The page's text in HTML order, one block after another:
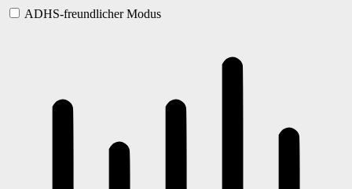
ADHS-freundlicher Modus